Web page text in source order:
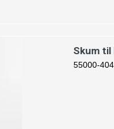
Skum til
55000-404